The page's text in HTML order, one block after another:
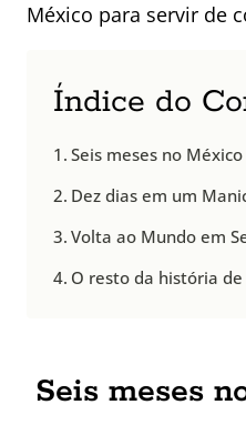
México para servir de
Índice do
Seis meses no México
Dez dias em um
Volta ao Mundo em
O resto da história
Seis meses